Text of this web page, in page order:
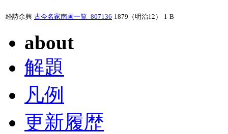
経詩余興 古今名家南画一覧_807136 1879（明治12） 1-B
about
解題
凡例
更新履歴